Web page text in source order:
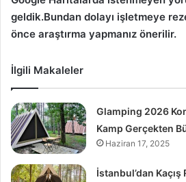
geldik.Bundan dolayı işletmeye
önce araştırma yapmanız önerilir.
İlgili Makaleler
Glamping 2026
Kamp Gerçekten
Haziran 17, 2025
İstanbul’dan Kaçış